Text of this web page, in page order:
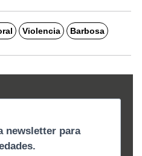
Violencia Barbosa